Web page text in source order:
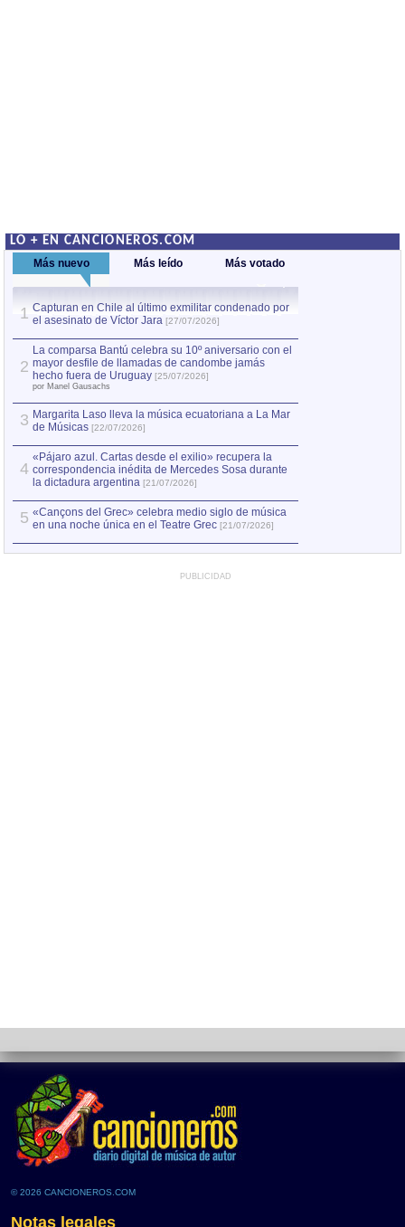
LO + EN CANCIONEROS.COM
Más nuevo Más leído Más votado
1 Capturan en Chile al último exmilitar condenado por
el asesinato de Víctor Jara [27/07/2026]
2
La comparsa Bantú celebra su 10º aniversario con el
mayor desfile de llamadas de candombe jamás
hecho fuera de Uruguay [25/07/2026]
por Manel Gausachs
3 Margarita Laso lleva la música ecuatoriana a La Mar
de Músicas [22/07/2026]
4
«Pájaro azul. Cartas desde el exilio» recupera la
correspondencia inédita de Mercedes Sosa durante
la dictadura argentina [21/07/2026]
5 «Cançons del Grec» celebra medio siglo de música
en una noche única en el Teatre Grec [21/07/2026]
PUBLICIDAD
© 2026 CANCIONEROS.COM
Notas legales